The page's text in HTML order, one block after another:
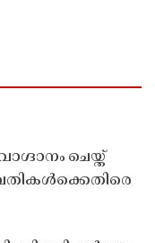
ചെയ്ത്